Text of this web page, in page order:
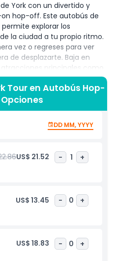
York con un divertido y
hop-off. Este autobús de
explorar los
la ciudad a tu propio ritmo.
vez o regreses para ver
de desplazarte. Baja en
principales como
el hermoso río Ouse,
York Museum Gardens. Con
planificar tu día justo
ofrece viajes ilimitados
así que puedes subir
¿Quieres relajarte y
Para mejorar tu viaje,
en varios idiomas.
e historias sobre la rica
o viajeros solos, este tour
formas más fáciles y
lo que York tiene para
Tour en Autobús Hop-
DD MM, YYYY
US$ 21.52 - 1 +
US$ 13.45 - 0 +
US$ 18.83 - 0 +